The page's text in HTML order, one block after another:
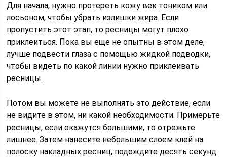
Для начала, нужно протереть кожу век тоником или
лосьоном, чтобы убрать излишки жира. Если
пропустить этот этап, то ресницы могут плохо
приклеиться. Пока вы еще не опытны в этом деле,
лучше подвести глаза с помощью жидкой подводки,
чтобы видеть по какой линии нужно приклеивать
ресницы.
Потом вы можете не выполнять это действие, если
не видите в этом, ни какой необходимости. Примерьте
ресницы, если окажутся большими, то отрежьте
лишнее. Затем нанесите небольшим слоем клей на
полоску накладных ресниц, подождите десять секунд